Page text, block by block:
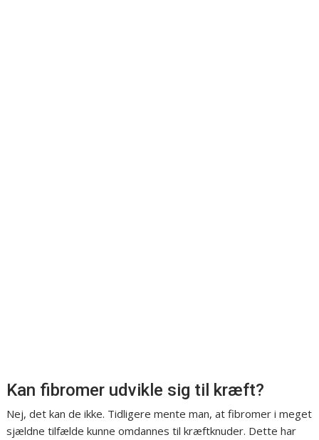
Kan fibromer udvikle sig til kræft?
Nej, det kan de ikke. Tidligere mente man, at fibromer i meget
sjældne tilfælde kunne omdannes til kræftknuder. Dette har